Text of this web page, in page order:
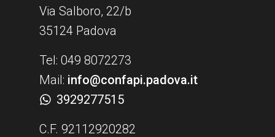
Via Salboro, 22/b
35124 Padova
Tel: 049 8072273
Mail: info@confapi.padova.it
3929277515
C.F. 92112920282